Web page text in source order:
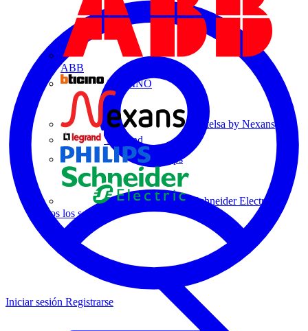
ABB
BTICINO
Centelsa by Nexans
Legrand
Philips
Schneider Electric
Todos los socios
Iniciar sesión Registrarse